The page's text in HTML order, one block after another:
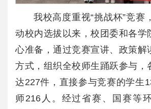
我校高度重视“挑战杯”竞赛
动校内选拔以来，校团委和各学
心准备，通过竞赛宣讲、政策解
方式，组织全校师生踊跃参与，
达227件，直接参与竞赛的学生
师216人。经过省赛、国赛等